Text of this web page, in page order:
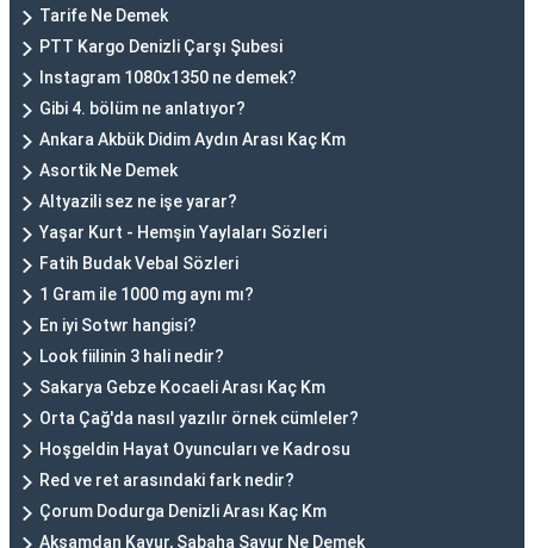
Tarife Ne Demek
PTT Kargo Denizli Çarşı Şubesi
Instagram 1080x1350 ne demek?
Gibi 4. bölüm ne anlatıyor?
Ankara Akbük Didim Aydın Arası Kaç Km
Asortik Ne Demek
Altyazili sez ne işe yarar?
Yaşar Kurt - Hemşin Yaylaları Sözleri
Fatih Budak Vebal Sözleri
1 Gram ile 1000 mg aynı mı?
En iyi Sotwr hangisi?
Look fiilinin 3 hali nedir?
Sakarya Gebze Kocaeli Arası Kaç Km
Orta Çağ'da nasıl yazılır örnek cümleler?
Hoşgeldin Hayat Oyuncuları ve Kadrosu
Red ve ret arasındaki fark nedir?
Çorum Dodurga Denizli Arası Kaç Km
Akşamdan Kavur, Sabaha Savur Ne Demek